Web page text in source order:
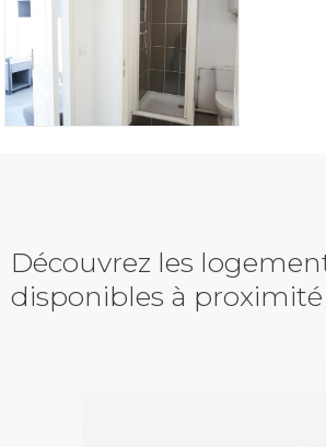
Découvrez les
disponibles à proximité